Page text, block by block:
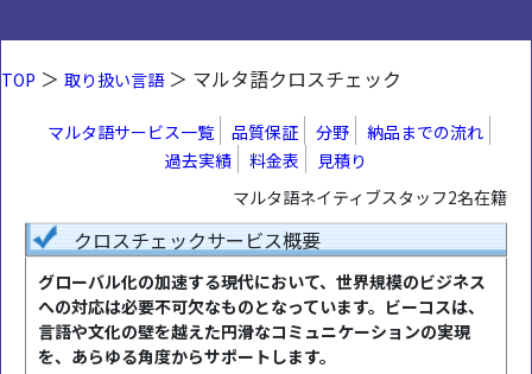
TOP ＞ 取り扱い言語＞ マルタ語クロスチェック
マルタ語サービス一覧 品質保証 分野
納品までの流れ
過去実績
料金表
見積り
マルタ語ネイティブスタッフ2名在籍
クロスチェックサービス概要
グローバル化の加速する現代において、世界規模のビジネス
への対応は必要不可欠なものとなっています。ビーコスは、
言語や文化の壁を越えた円滑なコミュニケーションの実現
を、あらゆる角度からサポートします。